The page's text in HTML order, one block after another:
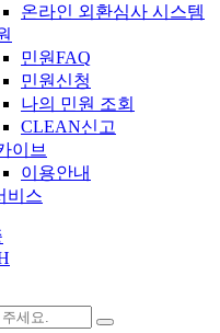
온라인 외환심사 시스템
민원FAQ
민원신청
나의 민원 조회
CLEAN신고
이브
이용안내
비스